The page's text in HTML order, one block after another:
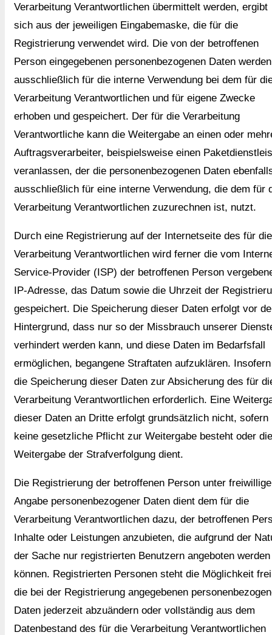
Verarbeitung Verantwortlichen übermittelt werden, ergibt
sich aus der jeweiligen Eingabemaske, die für die
Registrierung verwendet wird. Die von der betroffenen
Person eingegebenen personenbezogenen Daten werden
ausschließlich für die interne Verwendung bei dem für
Verarbeitung Verantwortlichen und für eigene Zwecke
erhoben und gespeichert. Der für die Verarbeitung
Verantwortliche kann die Weitergabe an einen oder
Auftragsverarbeiter, beispielsweise einen
veranlassen, der die personenbezogenen Daten
ausschließlich für eine interne Verwendung, die dem für
Verarbeitung Verantwortlichen zuzurechnen ist, nutzt.
Durch eine Registrierung auf der Internetseite des für die
Verarbeitung Verantwortlichen wird ferner die vom
Service-Provider (ISP) der betroffenen Person
IP-Adresse, das Datum sowie die Uhrzeit der
gespeichert. Die Speicherung dieser Daten erfolgt vor
Hintergrund, dass nur so der Missbrauch unserer
verhindert werden kann, und diese Daten im Bedarfsfall
ermöglichen, begangene Straftaten aufzuklären.
die Speicherung dieser Daten zur Absicherung des für
Verarbeitung Verantwortlichen erforderlich. Eine
dieser Daten an Dritte erfolgt grundsätzlich nicht, sofern
keine gesetzliche Pflicht zur Weitergabe besteht oder die
Weitergabe der Strafverfolgung dient.
Die Registrierung der betroffenen Person unter
Angabe personenbezogener Daten dient dem für die
Verarbeitung Verantwortlichen dazu, der betroffenen
Inhalte oder Leistungen anzubieten, die aufgrund der
der Sache nur registrierten Benutzern angeboten werden
können. Registrierten Personen steht die Möglichkeit
die bei der Registrierung angegebenen
Daten jederzeit abzuändern oder vollständig aus dem
Datenbestand des für die Verarbeitung Verantwortlichen